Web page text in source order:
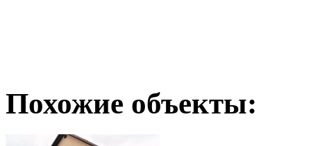
Похожие объекты: